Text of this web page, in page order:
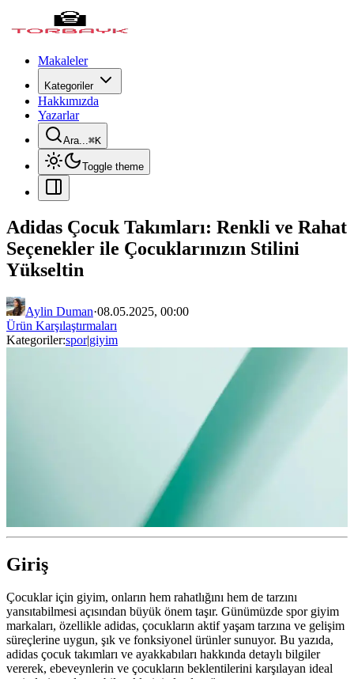
Makaleler
Kategoriler
Hakkımızda
Yazarlar
Ara...⌘K
Toggle theme
Adidas Çocuk Takımları: Renkli ve Rahat
Seçenekler ile Çocuklarınızın Stilini
Yükseltin
Aylin Duman·08.05.2025, 00:00
Ürün Karşılaştırmaları
Kategoriler:spor|giyim
Giriş
Çocuklar için giyim, onların hem rahatlığını hem de tarzını
yansıtabilmesi açısından büyük önem taşır. Günümüzde spor giyim
markaları, özellikle adidas, çocukların aktif yaşam tarzına ve gelişim
süreçlerine uygun, şık ve fonksiyonel ürünler sunuyor. Bu yazıda,
adidas çocuk takımları ve ayakkabıları hakkında detaylı bilgiler
vererek, ebeveynlerin ve çocukların beklentilerini karşılayan ideal